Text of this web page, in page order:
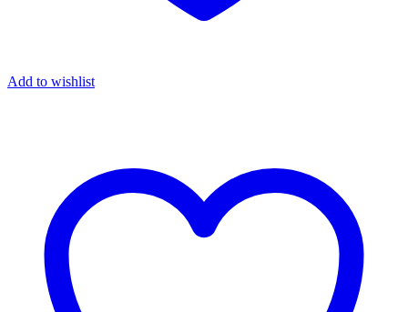
Add to wishlist